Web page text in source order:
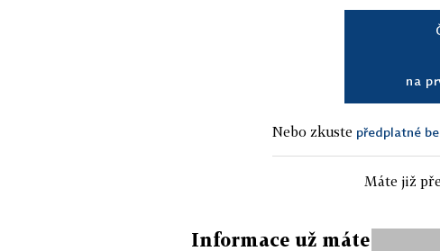
na
Nebo zkuste předplatné
Máte již
Informace už máte